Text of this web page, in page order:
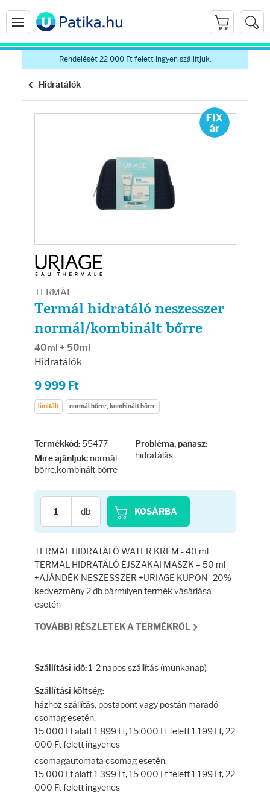
Rendelését 22 000 Ft felett ingyen szállítjuk.
Hidratálók
TERMÁL
Termál hidratáló neszesszer
normál/kombinált bőrre
40ml + 50ml
Hidratálók
9 999 Ft
limitált normál bőrre, kombinált bőrre
Termékkód:55477
Mire ajánljuk:normál
bőrre,kombinált bőrre
Probléma, panasz:
hidratálás
db KOSÁRBA
TERMÁL HIDRATÁLÓ WATER KRÉM - 40 ml
TERMÁL HIDRATÁLÓ ÉJSZAKAI MASZK – 50 ml
+AJÁNDÉK NESZESSZER +URIAGE KUPON -20%
kedvezmény 2 db bármilyen termék vásárlása
esetén
TOVÁBBI RÉSZLETEK A TERMÉKRŐL
Szállítási idő:1-2 napos szállítás (munkanap)
Szállítási költség:
házhoz szállítás, postapont vagy postán maradó
csomag esetén:
15 000 Ft alatt 1 899 Ft, 15 000 Ft felett 1 199 Ft, 22
000 Ft felett ingyenes
csomagautomata csomag esetén:
15 000 Ft alatt 1 399 Ft, 15 000 Ft felett 1 199 Ft, 22
000 Ft felett ingyenes
Arcradírok
Arcmaszkok
Samponok
Hajkondicionálók
Hajmaszkok
Hajhullás kezelése
Testápolók
Tisztálkodók
Orrsprayk
Torokpasztillák
Fogkrémek